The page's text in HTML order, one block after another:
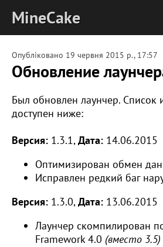
MineCake
Опубліковано 19 червня 2015 р., 17:57
Обновление
Был обновлен лаунчер. Список
доступен ниже:
Версия: 1.3.1,Дата: 14.06.2015
Оптимизирован обмен
Исправлен редкий баг
Версия: 1.3.0,Дата: 13.06.2015
Лаунчер скомпилирован
Framework 4.0 (вместо 3.5)